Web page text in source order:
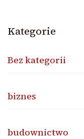
Kategorie
Bez kategorii
biznes
budownictwo